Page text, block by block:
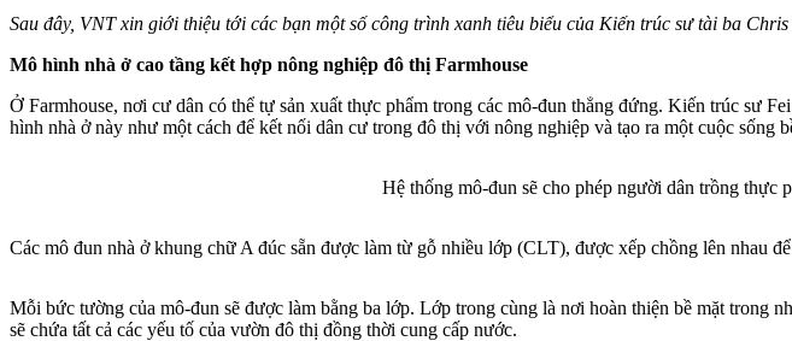
Sau đây, VNT xin giới thiệu tới các bạn một số công trình xanh tiêu biểu của Kiến trúc sư tài ba Chris
Mô hình nhà ở cao tầng kết hợp nông nghiệp đô thị Farmhouse
Ở Farmhouse, nơi cư dân có thể tự sản xuất thực phẩm trong các mô-đun thẳng đứng. Kiến trúc sư
hình nhà ở này như một cách để kết nối dân cư trong đô thị với nông nghiệp và tạo ra một cuộc sống
Hệ thống mô-đun sẽ cho phép người dân trồng thực
Các mô đun nhà ở khung chữ A đúc sẵn được làm từ gỗ nhiều lớp (CLT), được xếp chồng lên nhau
Mỗi bức tường của mô-đun sẽ được làm bằng ba lớp. Lớp trong cùng là nơi hoàn thiện bề mặt trong
sẽ chứa tất cả các yếu tố của vườn đô thị đồng thời cung cấp nước.